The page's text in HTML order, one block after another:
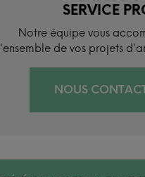
SERVICE
Notre équipe vous
l'ensemble de vos projets
NOUS